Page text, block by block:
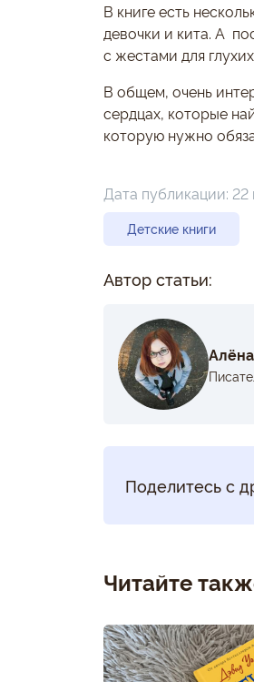
В книге есть
девочки и кита. А
с жестами для
В общем, очень
сердцах, которые
которую нужно
Дата публикации: 22
Детские книги
Автор статьи:
Поделитесь с
Читайте